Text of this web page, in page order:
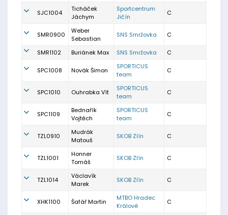
SJC1004
Ticháček
Jáchym
Sportcentrum
Jičín
C
SMR0900
Weber
Sebastian
SNS Smržovka C
SMR1102 Buriánek Max SNS Smržovka C
SPC1008 Novák Šimon
SPORTICUS
team
C
SPC1010 Ouhrabka Vít
SPORTICUS
team
C
SPC1109
Bednařík
Vojtěch
SPORTICUS
team
C
TZL0910
Mudrák
Matouš
SKOB Zlín C
TZL1001
Honner
Tomáš
SKOB Zlín C
TZL1014
Václavík
Marek
SKOB Zlín C
XHK1100 Šafář Martin
MTBO Hradec
Králové
C